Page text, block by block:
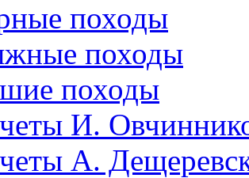
походы
походы
походы
И.
А.